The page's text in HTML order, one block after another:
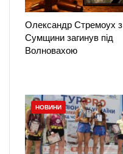
Олександр Стремоух з
Сумщини загинув під
Волновахою
НОВИНИ